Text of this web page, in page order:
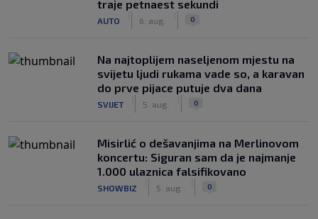
traje petnaest sekundi
AUTO 6. aug. 0
Na najtoplijem naseljenom mjestu na
svijetu ljudi rukama vade so, a karavan
do prve pijace putuje dva dana
SVIJET 5. aug. 0
Misirlić o dešavanjima na Merlinovom
koncertu: Siguran sam da je najmanje
1.000 ulaznica falsifikovano
SHOWBIZ 5. aug. 0